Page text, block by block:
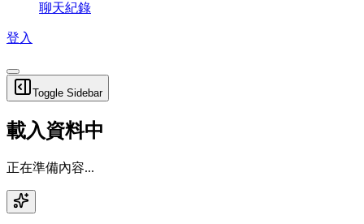
聊天紀錄
登入
Toggle Sidebar
載入資料中
正在準備內容...